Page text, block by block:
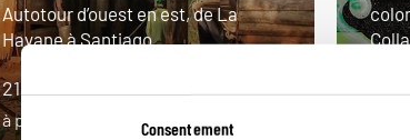
Consentement
Autotour d’ouest en est, de La
Havane à Santiago.
21 jours / 19 nuits
à partir de 3300€ à